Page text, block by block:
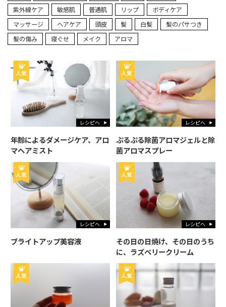
紫外線ケア
敏感肌 普通肌 リップ
ボディケア
マッサージ
ヘアケア 頭皮 髪 白髪
髪のパサつき
髪の傷み
寝ぐせ メイク アロマ
レシピへ
年齢によるダメージケア、アロ
マヘアミスト
レシピへ
ぷるぷる除菌アロマジェルと除
菌アロマスプレー
レシピへ
ブライトアップ美容液
レシピへ
その日の日焼け、その日のうち
に、ラズベリークリーム